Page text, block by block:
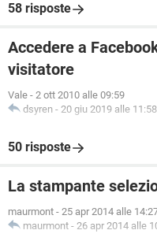
58 risposte
Accedere a
visitatore
Vale - 2 ott 2010 alle 09:59
dsyren - 20 giu 2019 alle 11:58
50 risposte
La stampante
maurmont - 25 apr 2014 alle
maurmont - 26 apr 2014 alle